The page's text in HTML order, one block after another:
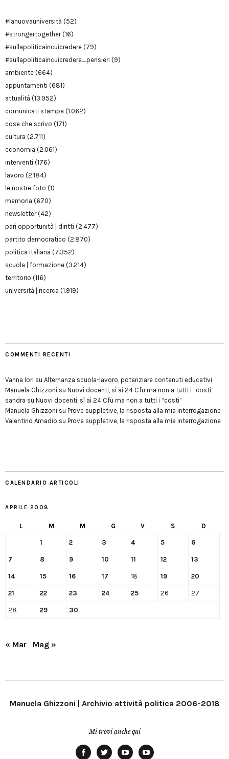
#lanuovauniversità (52)
#strongertogether(16)
#sullapoliticaincuicredere (79)
#sullapoliticaincuicredere_pensieri (9)
ambiente (664)
appuntamenti (681)
attualità (13.952)
comunicati stampa (1.062)
cose che scrivo (171)
cultura (2.711)
economia (2.061)
interventi (176)
lavoro (2.184)
le nostre foto (1)
memoria (670)
newsletter(42)
pari opportunità | diritti (2.477)
partito democratico (2.870)
politica italiana (7.352)
scuola | formazione (3.214)
territorio (116)
università | ricerca (1.919)
COMMENTI RECENTI
Vanna Iori su Alternanza scuola-lavoro, potenziare contenuti educativi
Manuela Ghizzoni su Nuovi docenti, sì ai 24 Cfu ma non a tutti i “costi”
sandra su Nuovi docenti, sì ai 24 Cfu ma non a tutti i “costi”
Manuela Ghizzoni su Prove suppletive, la risposta alla mia interrogazione
Valentino Amadio su Prove suppletive, la risposta alla mia interrogazione
CALENDARIO ARTICOLI
APRILE 2008
L M M G V S D
1 2 3 4 5 6
7 8 9 10 11 12 13
14 15 16 17 18 19 20
21 22 23 24 25 26 27
28 29 30
« Mar Mag »
Manuela Ghizzoni | Archivio attività politica 2006-2018
Mi trovi anche qui